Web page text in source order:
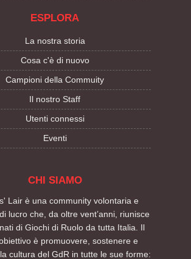
ESPLORA
La nostra storia
Cosa c'è di nuovo
Campioni della Commuity
Il nostro Staff
Utenti connessi
Eventi
CHI SIAMO
Lair è una community volontaria e
lucro che, da oltre vent’anni, riunisce
di Giochi di Ruolo da tutta Italia. Il
è promuovere, sostenere e
cultura del GdR in tutte le sue forme: